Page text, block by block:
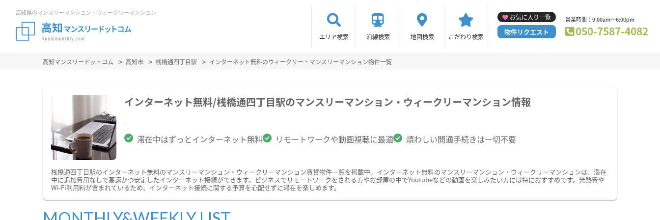
高知県のマンスリーマンション・ウィークリーマンション
エリア検索 沿線検索 地図検索 こだわり検索
お気に入り一覧
物件リクエスト
営業時間：9:00am～6:00pm
050-7587-4082
高知マンスリードットコム 高知市 桟橋通四丁目駅 インターネット無料のウィークリー・マンスリーマンション物件一覧
インターネット無料/桟橋通四丁目駅のマンスリーマンション・ウィークリーマンション情報
滞在中はずっとインターネット無料 リモートワークや動画視聴に最適 煩わしい開通手続きは一切不要
桟橋通四丁目駅のインターネット無料のマンスリーマンション・ウィークリーマンション賃貸物件一覧を掲載中。インターネット無料のマンスリーマンション・ウィークリーマンションは、滞在
中に追加費用なしで高速かつ安定したインターネット接続ができます。ビジネスでリモートワークをされる方やお部屋の中でYoutubeなどの動画を楽しみたい方には特におすすめです。光熱費や
Wi-Fi利用料が含まれているため、インターネット接続に関する予算を心配せずに滞在を楽しめます。